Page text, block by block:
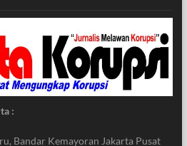
:
Bandar Kemayoran Jakarta Pusat